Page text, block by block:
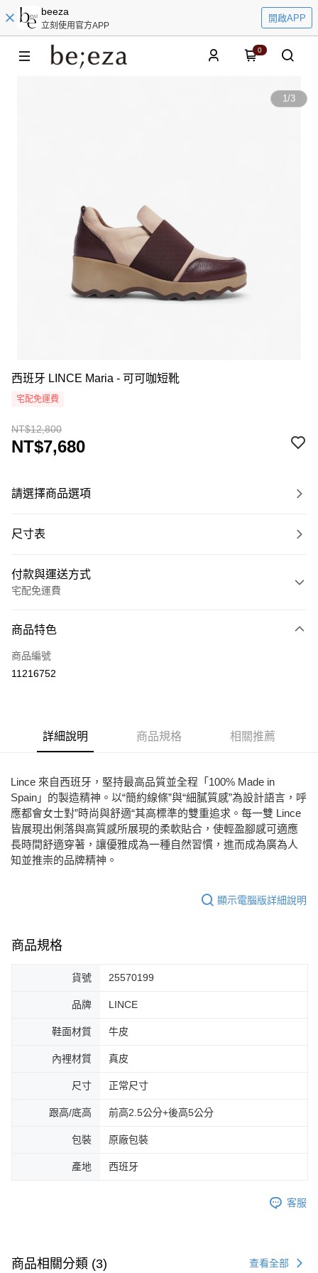
beeza
立刻使用官方APP
開啟APP
0
1/3
西班牙 LINCE Maria - 可可咖短靴
宅配免運費
NT$12,800
NT$7,680
請選擇商品選項
尺寸表
付款與運送方式
宅配免運費
信用卡一次付款
Apple Pay
ATM付款
運送方式
宅配
免運費
商品特色
商品編號
11216752
詳細說明 商品規格 相關推薦
Lince 來自西班牙，堅持最高品質並全程「100% Made in
Spain」的製造精神。以“簡約線條”與“細膩質感”為設計語言，呼
應都會女士對”時尚與舒適“其高標準的雙重追求。每一雙 Lince
皆展現出俐落與高質感所展現的柔軟貼合，使輕盈腳感可適應
長時間舒適穿著，讓優雅成為一種自然習慣，進而成為廣為人
知並推崇的品牌精神。
顯示電腦版詳細說明
商品規格
貨號 25570199
品牌 LINCE
鞋面材質 牛皮
內裡材質 真皮
尺寸 正常尺寸
跟高/底高 前高2.5公分+後高5公分
包裝 原廠包裝
產地 西班牙
客服
商品相關分類 (3) 查看全部